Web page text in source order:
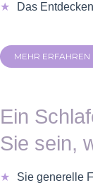
Das
MEHR ERFAHREN
Ein
Sie sein,
Sie generelle